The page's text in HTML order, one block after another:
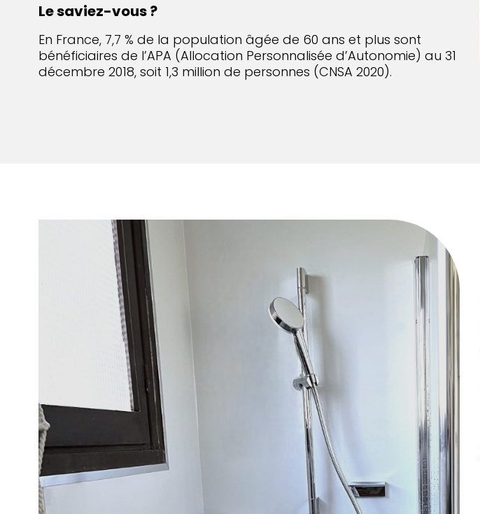
Le saviez-vous ?
En France, 7,7 % de la population âgée de 60 ans et plus sont
bénéficiaires de l’APA (Allocation Personnalisée d’Autonomie) au 31
décembre 2018, soit 1,3 million de personnes (CNSA 2020).